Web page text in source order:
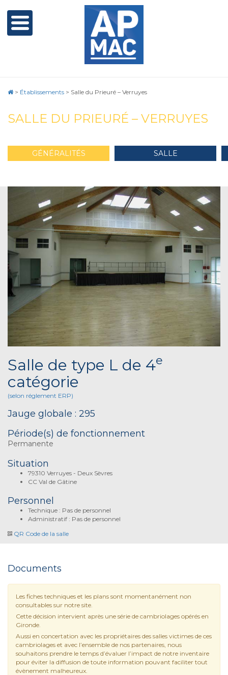
> Établissements > Salle du Prieuré – Verruyes
SALLE DU PRIEURÉ – VERRUYES
GÉNÉRALITÉS SALLE
Salle de type L de 4e
catégorie
(selon réglement ERP)
Jauge globale : 295
Période(s) de fonctionnement
Permanente
Situation
79310 Verruyes - Deux Sèvres
CC Val de Gâtine
Personnel
Technique : Pas de personnel
Administratif : Pas de personnel
QR Code de la salle
Documents
Les fiches techniques et les plans sont momentanément non
consultables sur notre site.
Cette décision intervient après une série de cambriolages opérés en
Gironde.
Aussi en concertation avec les propriétaires des salles victimes de ces
cambriolages et avec l’ensemble de nos partenaires, nous
souhaitons prendre le temps d’évaluer l’impact de notre inventaire
pour éviter la diffusion de toute information pouvant faciliter tout
évènement malheureux.